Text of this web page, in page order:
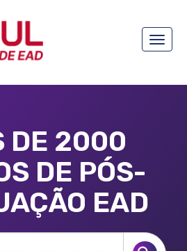
Toggle
DE 2000
DE PÓS-
EAD